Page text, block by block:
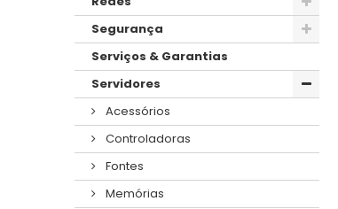
Segurança
Serviços & Garantias
Servidores
Acessórios
Controladoras
Fontes
Memórias